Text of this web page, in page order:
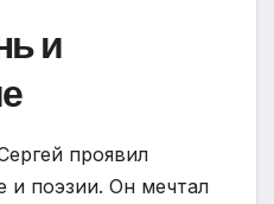
и
проявил
и поэзии. Он мечтал